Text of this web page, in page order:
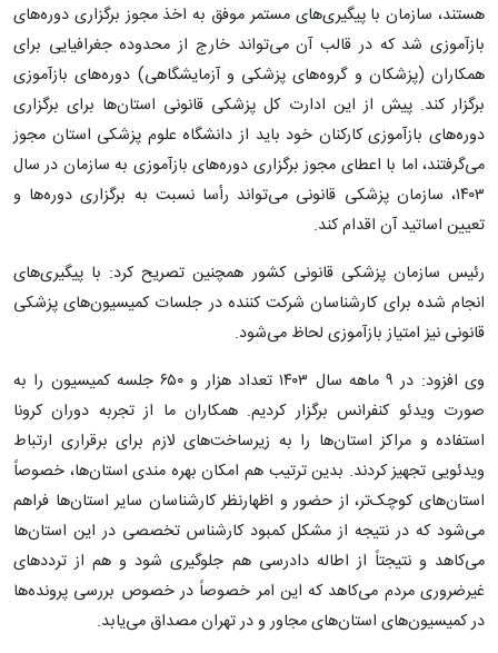
هستند، سازمان با پیگیری‌های مستمر موفق به اخذ مجوز برگزاری دوره‌های
بازآموزی شد که در قالب آن می‌تواند خارج از محدوده جغرافیایی برای
همکاران (پزشکان و گروه‌های پزشکی و آزمایشگاهی) دوره‌های بازآموزی
برگزار کند. پیش از این ادارت کل پزشکی قانونی استان‌ها برای برگزاری
دوره‌های بازآموزی کارکنان خود باید از دانشگاه علوم پزشکی استان مجوز
می‌گرفتند، اما با اعطای مجوز برگزاری دوره‌های بازآموزی به سازمان در سال
۱۴۰۳، سازمان پزشکی قانونی می‌تواند رأسا نسبت به برگزاری دوره‌ها و
تعیین اساتید آن اقدام کند.
رئیس سازمان پزشکی قانونی کشور همچنین تصریح کرد: با پیگیری‌های
انجام شده برای کارشناسان شرکت کننده در جلسات کمیسیون‌های پزشکی
قانونی نیز امتیاز بازآموزی لحاظ می‌شود.
وی افزود: در ۹ ماهه سال ۱۴۰۳ تعداد هزار و ۶۵۰ جلسه کمیسیون را به
صورت ویدئو کنفرانس برگزار کردیم. همکاران ما از تجربه دوران کرونا
استفاده و مراکز استان‌ها را به زیرساخت‌های لازم برای برقراری ارتباط
ویدئویی تجهیز کردند. بدین ترتیب هم امکان بهره مندی استان‌ها، خصوصاً
استان‌های کوچک‌تر، از حضور و اظهارنظر کارشناسان سایر استان‌ها فراهم
می‌شود که در نتیجه از مشکل کمبود کارشناس تخصصی در این استان‌ها
می‌کاهد و نتیجتاً از اطاله دادرسی هم جلوگیری شود و هم از ترددهای
غیرضروری مردم می‌کاهد که این امر خصوصاً در خصوص بررسی پرونده‌ها
در کمیسیون‌های استان‌های مجاور و در تهران مصداق می‌یابد.